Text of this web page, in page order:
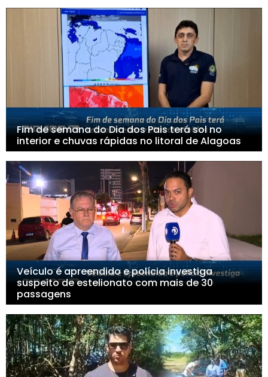
Fim de semana do Dia dos Pais terá sol no
interior e chuvas rápidas no litoral de Alagoas
Veículo é apreendido e polícia investiga
suspeito de estelionato com mais de 30
passagens